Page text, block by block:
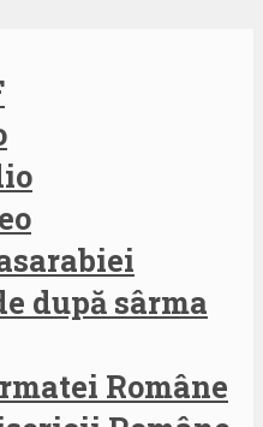
după sârma
Române